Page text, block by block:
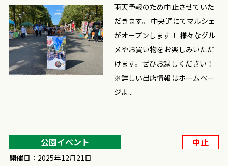
雨天予報のため中止させていた
だきます。 中央通にてマルシェ
がオープンします！ 様々なグル
メやお買い物をお楽しみいただ
けます。ぜひお越しください！
※詳しい出店情報はホームペー
ジよ...
公園イベント 中止
開催日：2025年12月21日